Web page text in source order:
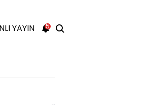
YAYIN 5